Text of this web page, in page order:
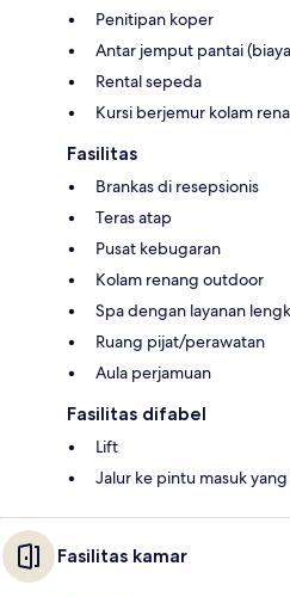
Penitipan koper
Antar jemput pantai
Rental sepeda
Kursi berjemur kolam
Fasilitas
Brankas di resepsionis
Teras atap
Pusat kebugaran
Kolam renang outdoor
Spa dengan layanan
Ruang pijat/perawatan
Aula perjamuan
Fasilitas difabel
Lift
Jalur ke pintu masuk
Fasilitas kamar